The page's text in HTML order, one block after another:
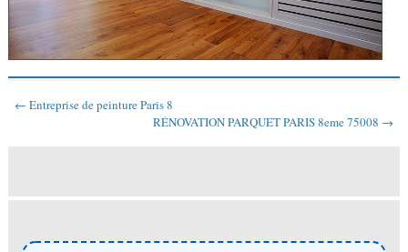
← Entreprise de peinture Paris 8
RÉNOVATION PARQUET PARIS 8eme 75008 →